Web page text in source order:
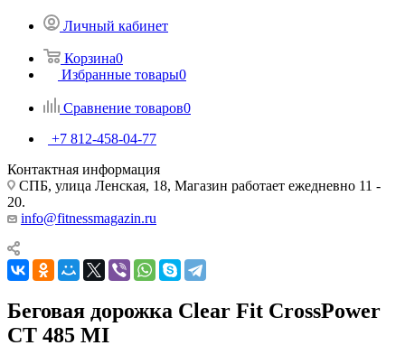
Личный кабинет
Корзина0
Избранные товары0
Сравнение товаров0
+7 812-458-04-77
Контактная информация
СПБ, улица Ленская, 18, Магазин работает ежедневно 11 -
20.
info@fitnessmagazin.ru
Беговая дорожка Clear Fit CrossPower
CT 485 MI